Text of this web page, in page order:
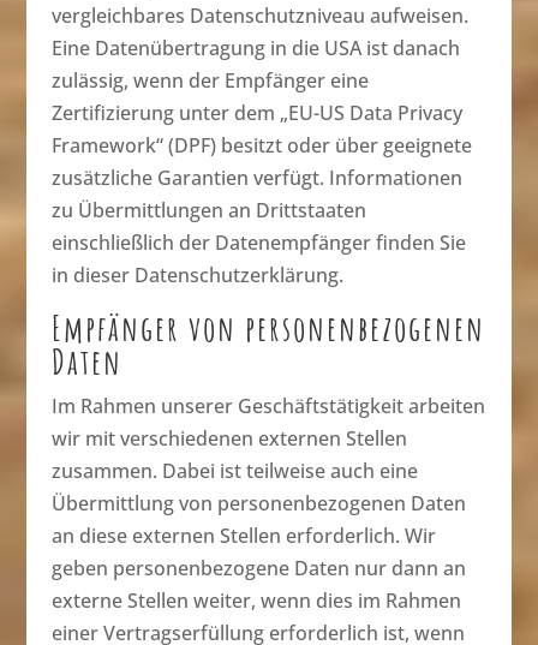
vergleichbares Datenschutzniveau aufweisen.
Eine Datenübertragung in die USA ist danach
zulässig, wenn der Empfänger eine
Zertifizierung unter dem „EU-US Data Privacy
Framework“ (DPF) besitzt oder über geeignete
zusätzliche Garantien verfügt. Informationen
zu Übermittlungen an Drittstaaten
einschließlich der Datenempfänger finden Sie
in dieser Datenschutzerklärung.
Empfänger von personenbezogenen
Daten
Im Rahmen unserer Geschäftstätigkeit arbeiten
wir mit verschiedenen externen Stellen
zusammen. Dabei ist teilweise auch eine
Übermittlung von personenbezogenen Daten
an diese externen Stellen erforderlich. Wir
geben personenbezogene Daten nur dann an
externe Stellen weiter, wenn dies im Rahmen
einer Vertragserfüllung erforderlich ist, wenn